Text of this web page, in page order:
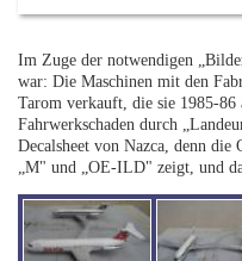
Im Zuge der notwendigen
war: Die Maschinen mit den
Tarom verkauft, die sie 1985-
Fahrwerkschaden durch
Decalsheet von Nazca, denn
„M" und „OE-ILD" zeigt, und